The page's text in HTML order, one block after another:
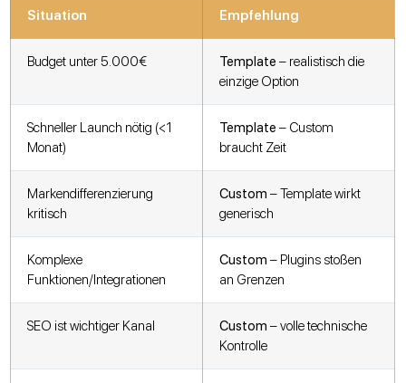
Situation Empfehlung
Budget unter 5.000€ Template – realistisch die
einzige Option
Schneller Launch nötig (<1
Monat)
Template – Custom
braucht Zeit
Markendifferenzierung
kritisch
Custom – Template wirkt
generisch
Komplexe
Funktionen/Integrationen
Custom – Plugins stoßen
an Grenzen
SEO ist wichtiger Kanal Custom – volle technische
Kontrolle